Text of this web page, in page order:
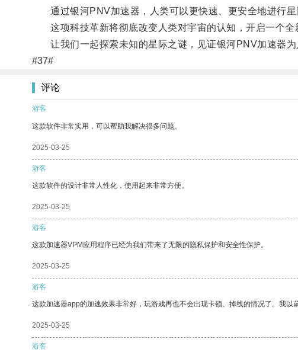
通过银河PNV加速器，人类可以更快速、更安全地进行星
这项科技革新将彻底改变人类对宇宙的认知，开启一个全
让我们一起探索未知的星际之谜，见证银河PNV加速器为
#37#
评论
游客
这款软件非常实用，可以帮助我解决很多问题。
2025-03-25
游客
这款软件的设计非常人性化，使用起来非常方便。
2025-03-25
游客
这款加速器VPM应用程序已经为我们带来了无限的隐私保护和安全性保护。
2025-03-25
游客
这款加速器app的加速效果非常好，玩游戏再也不会出现卡顿、掉线的情况了。我以
2025-03-25
游客